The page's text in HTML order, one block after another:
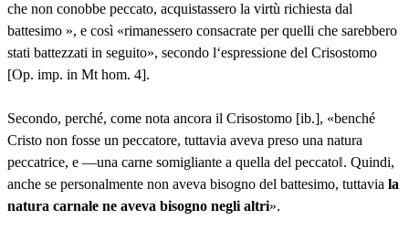
che non conobbe peccato, acquistassero la virtù richiesta dal
battesimo », e così «rimanessero consacrate per quelli che sarebbero
stati battezzati in seguito», secondo l‘espressione del Crisostomo
[Op. imp. in Mt hom. 4].
Secondo, perché, come nota ancora il Crisostomo [ib.], «benché
Cristo non fosse un peccatore, tuttavia aveva preso una natura
peccatrice, e ―una carne somigliante a quella del peccato‖. Quindi,
anche se personalmente non aveva bisogno del battesimo, tuttavia la
natura carnale ne aveva bisogno negli altri».